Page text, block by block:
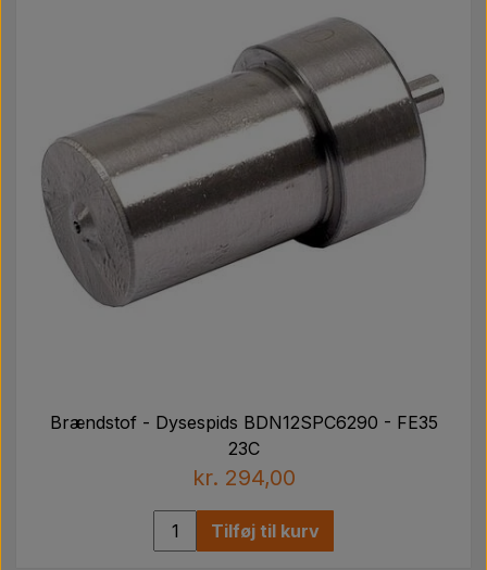
Brændstof - Dysespids BDN12SPC6290 - FE35
23C
kr. 294,00
Tilføj til kurv